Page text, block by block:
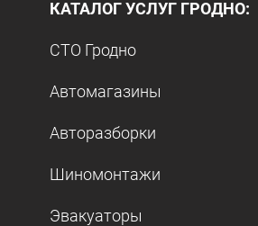
КАТАЛОГ УСЛУГ ГРОДНО:
СТО Гродно
Автомагазины
Авторазборки
Шиномонтажи
Эвакуаторы